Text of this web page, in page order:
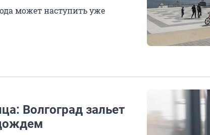
может наступить уже
Волгоград зальет